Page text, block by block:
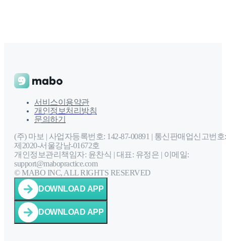
서비스이용약관
개인정보처리방침
문의하기
(주) 마보 | 사업자등록번호: 142-87-00891 | 통신판매업신고번호:
제2020-서울강남-01672호
개인정보관리책임자: 윤찬식 | 대표: 유정은 | 이메일:
support@mabopractice.com
© MABO INC, ALL RIGHTS RESERVED
DOWNLOAD APP
DOWNLOAD APP